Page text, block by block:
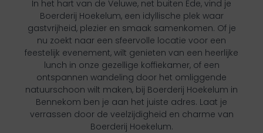
In het hart van de Veluwe, net buiten Ede, vind je
Boerderij Hoekelum, een idyllische plek waar
gastvrijheid, plezier en smaak samenkomen. Of je
nu zoekt naar een sfeervolle locatie voor een
feestelijk evenement, wilt genieten van een heerlijke
lunch in onze gezellige koffiekamer, of een
ontspannen wandeling door het omliggende
natuurschoon wilt maken, bij Boerderij Hoekelum in
Bennekom ben je aan het juiste adres. Laat je
verrassen door de veelzijdigheid en charme van
Boerderij Hoekelum.